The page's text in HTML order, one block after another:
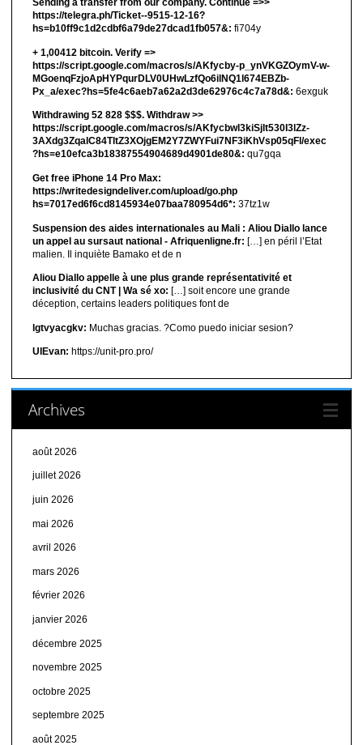
Sending a transfer from our company. Continue =>>
https://telegra.ph/Ticket--9515-12-16?
hs=b10ff9c1d2cdbf6a79de27dcad1fb057&: fi704y
+ 1,00412 bitсоin. Verify =>
https://script.google.com/macros/s/AKfycby-p_ynVKGZOymV-w-
MGoenqFzjoApHYPqurDLV0UHwLzfQo6ilNQ1l674EBZb-
Px_a/exec?hs=5fe4c6aeb7a62a2d3de62976c4c7a78d&: 6exguk
Withdrawing 52 828 $$$. Withdrаw >>
https://script.google.com/macros/s/AKfycbwl3kiSjlt530I3lZz-
3AXdg3ZqalC84TltZ3XOjgEM2Y7ZWYFui7NF3iKhVsp05qFl/exec
?hs=e10efca3b18387554904689d4901de80&: qu7gqa
Get free iPhone 14 Pro Max:
https://writedesigndeliver.com/upload/go.php
hs=7017ed6f6cd8145934e07baa780954d6*: 37tz1w
Suspension des aides internationales au Mali : Aliou Diallo lance
un appel au sursaut national - Afriquenligne.fr: […] en péril l’Etat
malien. Il inquiète Bamako et de n
Aliou Diallo appelle à une plus grande représentativité et
inclusivité du CNT | Wa sé xo: […] soit encore une grande
déception, certains leaders politiques font de
lgtvyacgkv: Muchas gracias. ?Como puedo iniciar sesion?
UIEvan: https://unit-pro.pro/
Archives
août 2026
juillet 2026
juin 2026
mai 2026
avril 2026
mars 2026
février 2026
janvier 2026
décembre 2025
novembre 2025
octobre 2025
septembre 2025
août 2025